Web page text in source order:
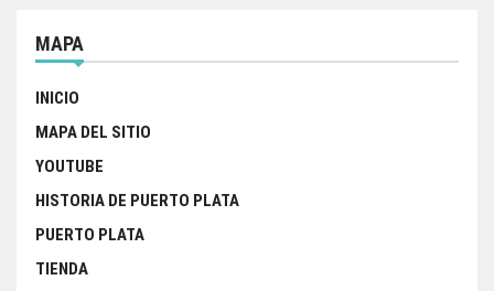
MAPA
INICIO
MAPA DEL SITIO
YOUTUBE
HISTORIA DE PUERTO PLATA
PUERTO PLATA
TIENDA